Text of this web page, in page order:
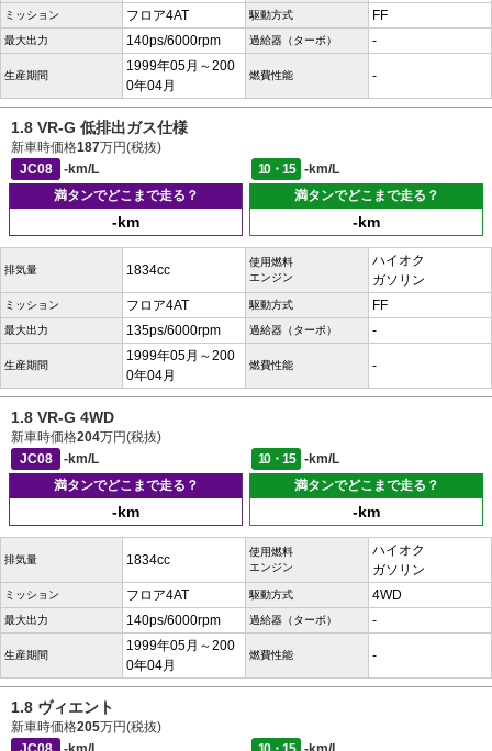
ミッション フロア4AT 駆動方式 FF
最大出力 140ps/6000rpm 過給器（ターボ） -
生産期間
1999年05月～200
0年04月
燃費性能 -
1.8 VR-G 低排出ガス仕様
新車時価格187万円(税抜)
JC08
-km/L 10・15
-km/L
満タンでどこまで走る？
-km
満タンでどこまで走る？
-km
排気量 1834cc
使用燃料
エンジン
ハイオク
ガソリン
ミッション フロア4AT 駆動方式 FF
最大出力 135ps/6000rpm 過給器（ターボ） -
生産期間
1999年05月～200
0年04月
燃費性能 -
1.8 VR-G 4WD
新車時価格204万円(税抜)
JC08
-km/L 10・15
-km/L
満タンでどこまで走る？
-km
満タンでどこまで走る？
-km
排気量 1834cc
使用燃料
エンジン
ハイオク
ガソリン
ミッション フロア4AT 駆動方式 4WD
最大出力 140ps/6000rpm 過給器（ターボ） -
生産期間
1999年05月～200
0年04月
燃費性能 -
1.8 ヴィエント
新車時価格205万円(税抜)